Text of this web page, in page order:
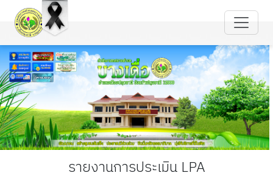
รายงานการประเมิน LPA